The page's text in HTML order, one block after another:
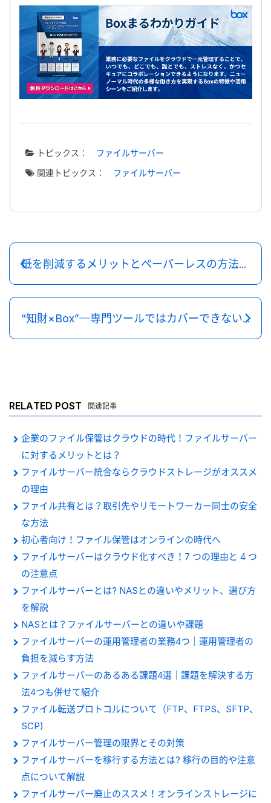
トピックス：
ファイルサーバー
関連トピックス：
ファイルサーバー
紙を削減するメリットとペーパーレスの方法を紹介
“知財×Box”─専門ツールではカバーできないことを補完し効果を最大化する楽天から学ぶ創意工夫
RELATED POST 関連記事
企業のファイル保管はクラウドの時代！ファイルサーバー
に対するメリットとは？
ファイルサーバー統合ならクラウドストレージがオススメ
の理由
ファイル共有とは？取引先やリモートワーカー同士の安全
な方法
初心者向け！ファイル保管はオンラインの時代へ
ファイルサーバーはクラウド化すべき！7 つの理由と 4 つ
の注意点
ファイルサーバーとは? NASとの違いやメリット、選び方
を解説
NASとは？ファイルサーバーとの違いや課題
ファイルサーバーの運用管理者の業務4つ｜運用管理者の
負担を減らす方法
ファイルサーバーのあるある課題4選｜課題を解決する方
法4つも併せて紹介
ファイル転送プロトコルについて（FTP、FTPS、SFTP、
SCP)
ファイルサーバー管理の限界とその対策
ファイルサーバーを移行する方法とは? 移行の目的や注意
点について解説
ファイルサーバー廃止のススメ！オンラインストレージに